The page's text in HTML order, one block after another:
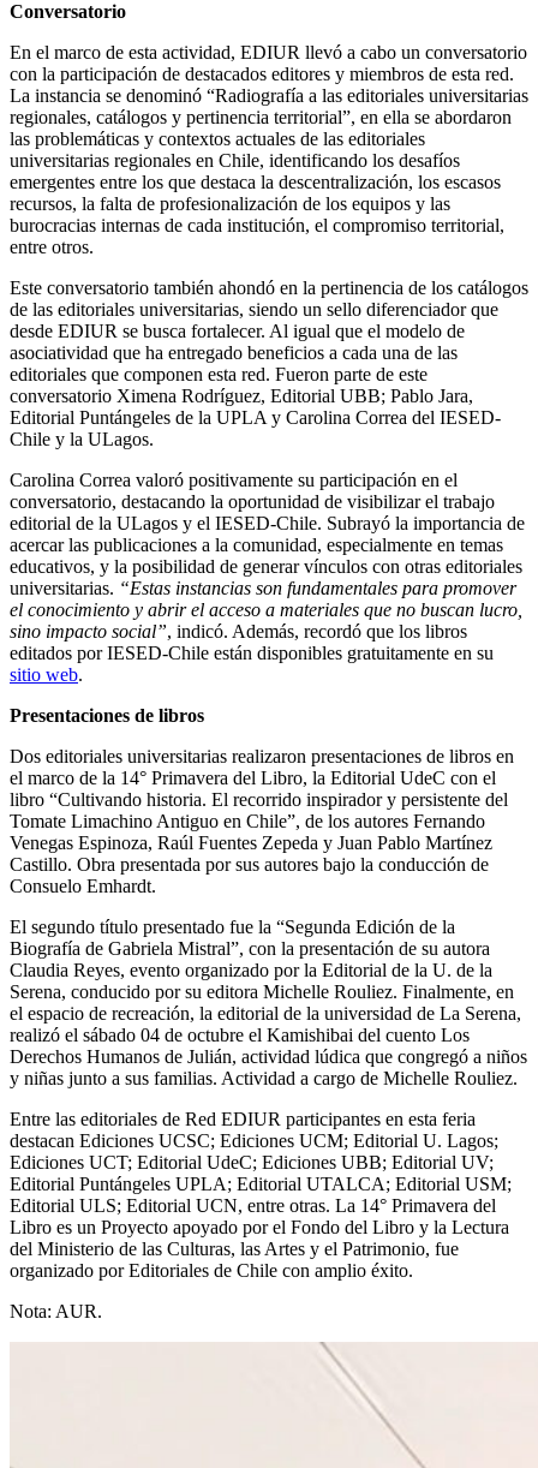
Conversatorio
En el marco de esta actividad, EDIUR llevó a cabo un conversatorio
con la participación de destacados editores y miembros de esta red.
La instancia se denominó “Radiografía a las editoriales universitarias
regionales, catálogos y pertinencia territorial”, en ella se abordaron
las problemáticas y contextos actuales de las editoriales
universitarias regionales en Chile, identificando los desafíos
emergentes entre los que destaca la descentralización, los escasos
recursos, la falta de profesionalización de los equipos y las
burocracias internas de cada institución, el compromiso territorial,
entre otros.
Este conversatorio también ahondó en la pertinencia de los catálogos
de las editoriales universitarias, siendo un sello diferenciador que
desde EDIUR se busca fortalecer. Al igual que el modelo de
asociatividad que ha entregado beneficios a cada una de las
editoriales que componen esta red. Fueron parte de este
conversatorio Ximena Rodríguez, Editorial UBB; Pablo Jara,
Editorial Puntángeles de la UPLA y Carolina Correa del IESED-
Chile y la ULagos.
Carolina Correa valoró positivamente su participación en el
conversatorio, destacando la oportunidad de visibilizar el trabajo
editorial de la ULagos y el IESED-Chile. Subrayó la importancia de
acercar las publicaciones a la comunidad, especialmente en temas
educativos, y la posibilidad de generar vínculos con otras editoriales
universitarias. “Estas instancias son fundamentales para promover
el conocimiento y abrir el acceso a materiales que no buscan lucro,
sino impacto social”, indicó. Además, recordó que los libros
editados por IESED-Chile están disponibles gratuitamente en su
sitio web.
Presentaciones de libros
Dos editoriales universitarias realizaron presentaciones de libros en
el marco de la 14° Primavera del Libro, la Editorial UdeC con el
libro “Cultivando historia. El recorrido inspirador y persistente del
Tomate Limachino Antiguo en Chile”, de los autores Fernando
Venegas Espinoza, Raúl Fuentes Zepeda y Juan Pablo Martínez
Castillo. Obra presentada por sus autores bajo la conducción de
Consuelo Emhardt.
El segundo título presentado fue la “Segunda Edición de la
Biografía de Gabriela Mistral”, con la presentación de su autora
Claudia Reyes, evento organizado por la Editorial de la U. de la
Serena, conducido por su editora Michelle Rouliez. Finalmente, en
el espacio de recreación, la editorial de la universidad de La Serena,
realizó el sábado 04 de octubre el Kamishibai del cuento Los
Derechos Humanos de Julián, actividad lúdica que congregó a niños
y niñas junto a sus familias. Actividad a cargo de Michelle Rouliez.
Entre las editoriales de Red EDIUR participantes en esta feria
destacan Ediciones UCSC; Ediciones UCM; Editorial U. Lagos;
Ediciones UCT; Editorial UdeC; Ediciones UBB; Editorial UV;
Editorial Puntángeles UPLA; Editorial UTALCA; Editorial USM;
Editorial ULS; Editorial UCN, entre otras. La 14° Primavera del
Libro es un Proyecto apoyado por el Fondo del Libro y la Lectura
del Ministerio de las Culturas, las Artes y el Patrimonio, fue
organizado por Editoriales de Chile con amplio éxito.
Nota: AUR.